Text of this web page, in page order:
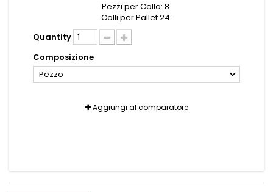
Pezzi per Collo: 8.
Colli per Pallet 24.
Quantity
Composizione
Pezzo
Aggiungi al comparatore